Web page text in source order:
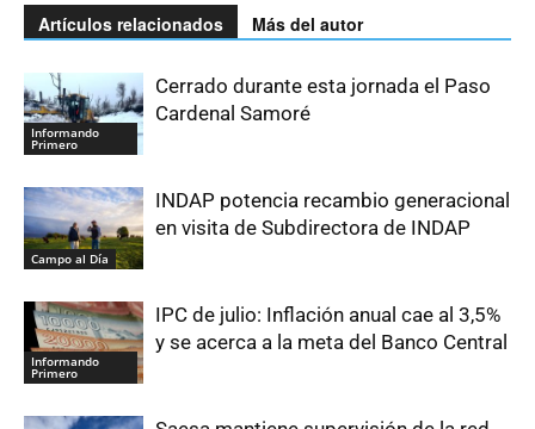
Artículos relacionados Más del autor
Informando
Primero
Cerrado durante esta jornada el Paso
Cardenal Samoré
Campo al Día
INDAP potencia recambio generacional
en visita de Subdirectora de INDAP
Informando
Primero
IPC de julio: Inflación anual cae al 3,5%
y se acerca a la meta del Banco Central